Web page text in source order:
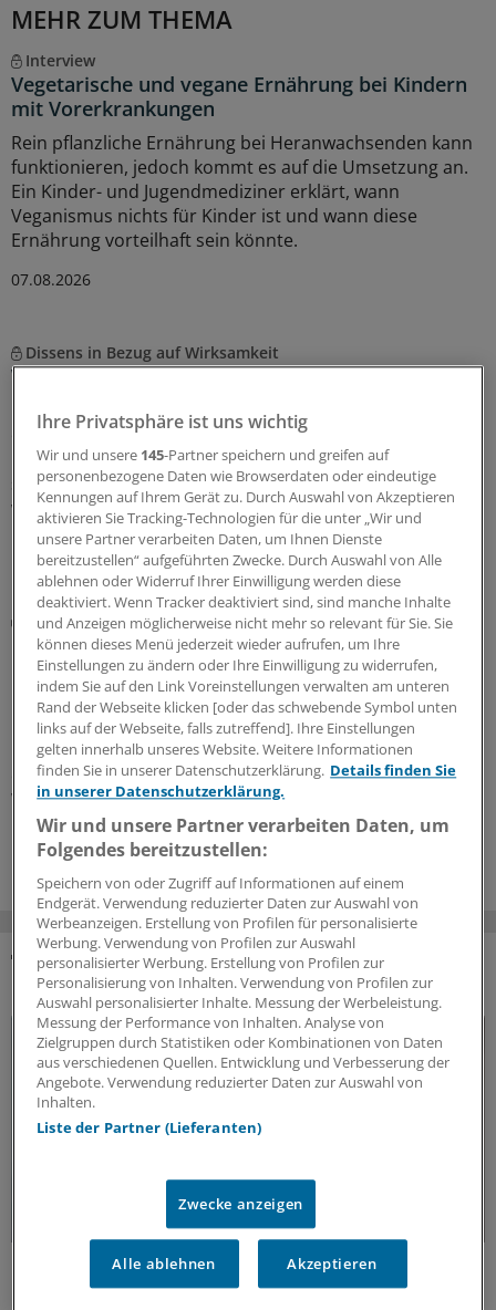
MEHR ZUM THEMA
Interview
Vegetarische und vegane Ernährung bei Kindern
mit Vorerkrankungen
Rein pflanzliche Ernährung bei Heranwachsenden kann
funktionieren, jedoch kommt es auf die Umsetzung an.
Ein Kinder- und Jugendmediziner erklärt, wann
Veganismus nichts für Kinder ist und wann diese
Ernährung vorteilhaft sein könnte.
07.08.2026
Dissens in Bezug auf Wirksamkeit
Wem oder wogegen helfen Probiotika?
Probiotika sind kein nutzloser Unsinn – aber weit
entfernt von dem, was die Werbung verspricht. Es ist
nur für eine Handvoll Beschwerden nachgewiesen, dass
sie helfen. Welche Präparate nützen und was Patienten
womöglich mehr hilft, um ihr Mikrobiom zu stärken.
19.06.2026
IL-23-Inhibitoren, JAK-Inhibitoren, S1P-Modulatoren
Morbus Crohn & Colitis ulcerosa: Das sollten Sie
bei der Anwendung neuerer Medikamente
beachten
Neuere Medikamente – IL-23-Inhibitoren, JAK-Inhibitoren
und S1P-Modulatoren – haben die Therapieoptionen
chronisch-entzündlicher Darmerkrankungen erweitert.
Was ist für die Praxis wichtig?
18.06.2026
DAS KÖNNTE SIE AUCH INTERESSIEREN
Fatal verkannt
Vitamin-B12-Mangel frühzeitig behandeln!
Ihre Privatsphäre ist uns wichtig
Wir und unsere 145-Partner speichern und greifen auf
personenbezogene Daten wie Browserdaten oder eindeutige
Kennungen auf Ihrem Gerät zu. Durch Auswahl von Akzeptieren
aktivieren Sie Tracking-Technologien für die unter „Wir und
unsere Partner verarbeiten Daten, um Ihnen Dienste
bereitzustellen“ aufgeführten Zwecke. Durch Auswahl von Alle
ablehnen oder Widerruf Ihrer Einwilligung werden diese
deaktiviert. Wenn Tracker deaktiviert sind, sind manche Inhalte
und Anzeigen möglicherweise nicht mehr so relevant für Sie. Sie
können dieses Menü jederzeit wieder aufrufen, um Ihre
Einstellungen zu ändern oder Ihre Einwilligung zu widerrufen,
indem Sie auf den Link Voreinstellungen verwalten am unteren
Rand der Webseite klicken [oder das schwebende Symbol unten
links auf der Webseite, falls zutreffend]. Ihre Einstellungen
gelten innerhalb unseres Website. Weitere Informationen
finden Sie in unserer Datenschutzerklärung. Details finden Sie
in unserer Datenschutzerklärung.
Wir und unsere Partner verarbeiten Daten, um
Folgendes bereitzustellen:
Speichern von oder Zugriff auf Informationen auf einem
Endgerät. Verwendung reduzierter Daten zur Auswahl von
Werbeanzeigen. Erstellung von Profilen für personalisierte
Werbung. Verwendung von Profilen zur Auswahl
personalisierter Werbung. Erstellung von Profilen zur
Personalisierung von Inhalten. Verwendung von Profilen zur
Auswahl personalisierter Inhalte. Messung der Werbeleistung.
Messung der Performance von Inhalten. Analyse von
Zielgruppen durch Statistiken oder Kombinationen von Daten
aus verschiedenen Quellen. Entwicklung und Verbesserung der
Angebote. Verwendung reduzierter Daten zur Auswahl von
Inhalten.
Liste der Partner (Lieferanten)
Zwecke anzeigen
Alle ablehnen Akzeptieren